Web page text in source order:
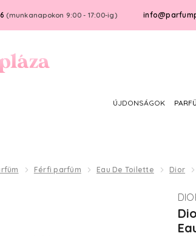
(munkanapokon 9:00 - 17:00-ig)
ÚJDONSÁGOK
Férfi parfüm Eau De Toilette Dior